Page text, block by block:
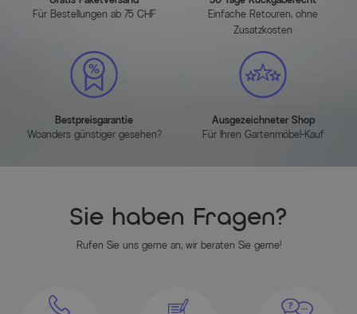
(zum Vergrößern bitte anklicken)
Artikelmerkmale
Für Bestellungen ab 75 CHF
Einfache Retouren, ohne
Zusatzkosten
Bestpreisgarantie
Woanders günstiger gesehen?
Ausgezeichneter Shop
Für Ihren Gartenmöbel-Kauf
Sie haben Fragen?
Rufen Sie uns gerne an, wir beraten Sie gerne!